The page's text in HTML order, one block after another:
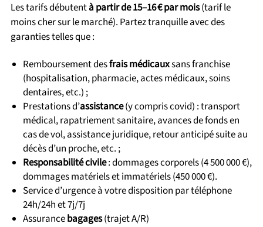
Les tarifs débutentà partir de 15–16 € par mois(tarif le
moins cher sur le marché). Partez tranquille avec des
garanties telles que :
Remboursement desfrais médicauxsans franchise
(hospitalisation, pharmacie, actes médicaux, soins
dentaires, etc.) ;
Prestations d’assistance(y compris covid) : transport
médical, rapatriement sanitaire, avances de fonds en
cas de vol, assistance juridique, retour anticipé suite au
décès d’un proche, etc. ;
Responsabilité civile: dommages corporels (4 500 000 €),
dommages matériels et immatériels (450 000 €).
Service d’urgence à votre disposition par téléphone
24h/24h et 7j/7j
Assurancebagages(trajet A/R)